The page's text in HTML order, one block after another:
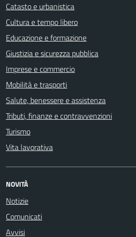
Catasto e urbanistica
Cultura e tempo libero
Educazione e formazione
Giustizia e sicurezza pubblica
Imprese e commercio
Mobilità e trasporti
Salute, benessere e assistenza
Tributi, finanze e contravvenzioni
Turismo
Vita lavorativa
NOVITÀ
Notizie
Comunicati
Avvisi